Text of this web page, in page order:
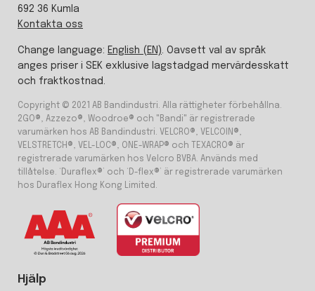
692 36 Kumla
Kontakta oss
Change language: English (EN). Oavsett val av språk
anges priser i SEK exklusive lagstadgad mervärdesskatt
och fraktkostnad.
Copyright © 2021 AB Bandindustri. Alla rättigheter förbehållna.
2GO®, Azzezo®, Woodroe® och "Bandi" är registrerade
varumärken hos AB Bandindustri. VELCRO®, VELCOIN®,
VELSTRETCH®, VEL-LOC®, ONE-WRAP® och TEXACRO® är
registrerade varumärken hos Velcro BVBA. Används med
tillåtelse. ‘Duraflex®’ och ‘D-flex®’ är registrerade varumärken
hos Duraflex Hong Kong Limited.
Hjälp